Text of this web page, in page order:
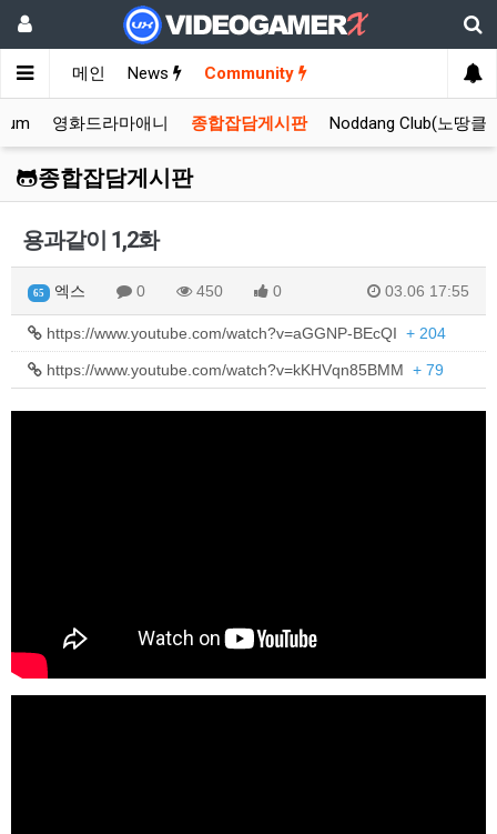
메인 News Community
영화드라마애니 종합잡담게시판 Noddang Club(노땅클
종합잡담게시판
용과같이 1,2화
65 엑스 0 450 0 03.06 17:55
https://www.youtube.com/watch?v=aGGNP-BEcQI + 204
https://www.youtube.com/watch?v=kKHVqn85BMM + 79